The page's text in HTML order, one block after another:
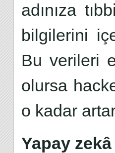
adınıza
bilgilerini
Bu verileri
olursa
o kadar
Yapay